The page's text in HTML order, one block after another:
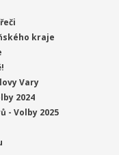
kraje
Vary
2024
- Volby 2025